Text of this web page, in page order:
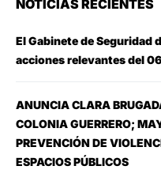
NOTICIAS RECIENTES
El Gabinete de Seguridad
acciones relevantes del
ANUNCIA CLARA
COLONIA GUERRERO;
PREVENCIÓN DE
ESPACIOS PÚBLICOS